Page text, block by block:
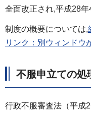
全面改正され,平成28年
制度の概要については,
リンク：別ウィンドウ
不服申立ての処
行政不服審査法（平成